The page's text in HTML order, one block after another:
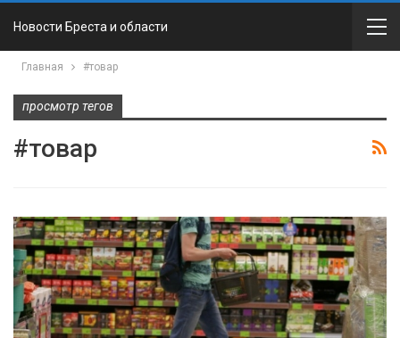
Новости Бреста и области
Главная #товар
просмотр тегов
#товар